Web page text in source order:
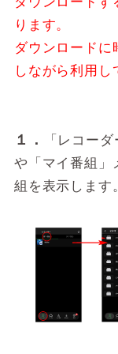
ります。
ダウンロードに
しながら利用し
１．
「レコー
や「マイ番組」
組を表示します。